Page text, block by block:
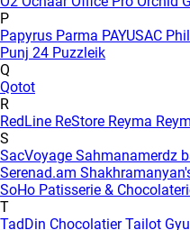
P
Papyrus Parma PAYUSAC
Punj 24 Puzzleik
Q
Qotot
R
RedLine ReStore Reyma
S
SacVoyage Sahmanamerdz
Serenad.am
SoHo Patisserie &
T
TadDin ChocolatierTailot